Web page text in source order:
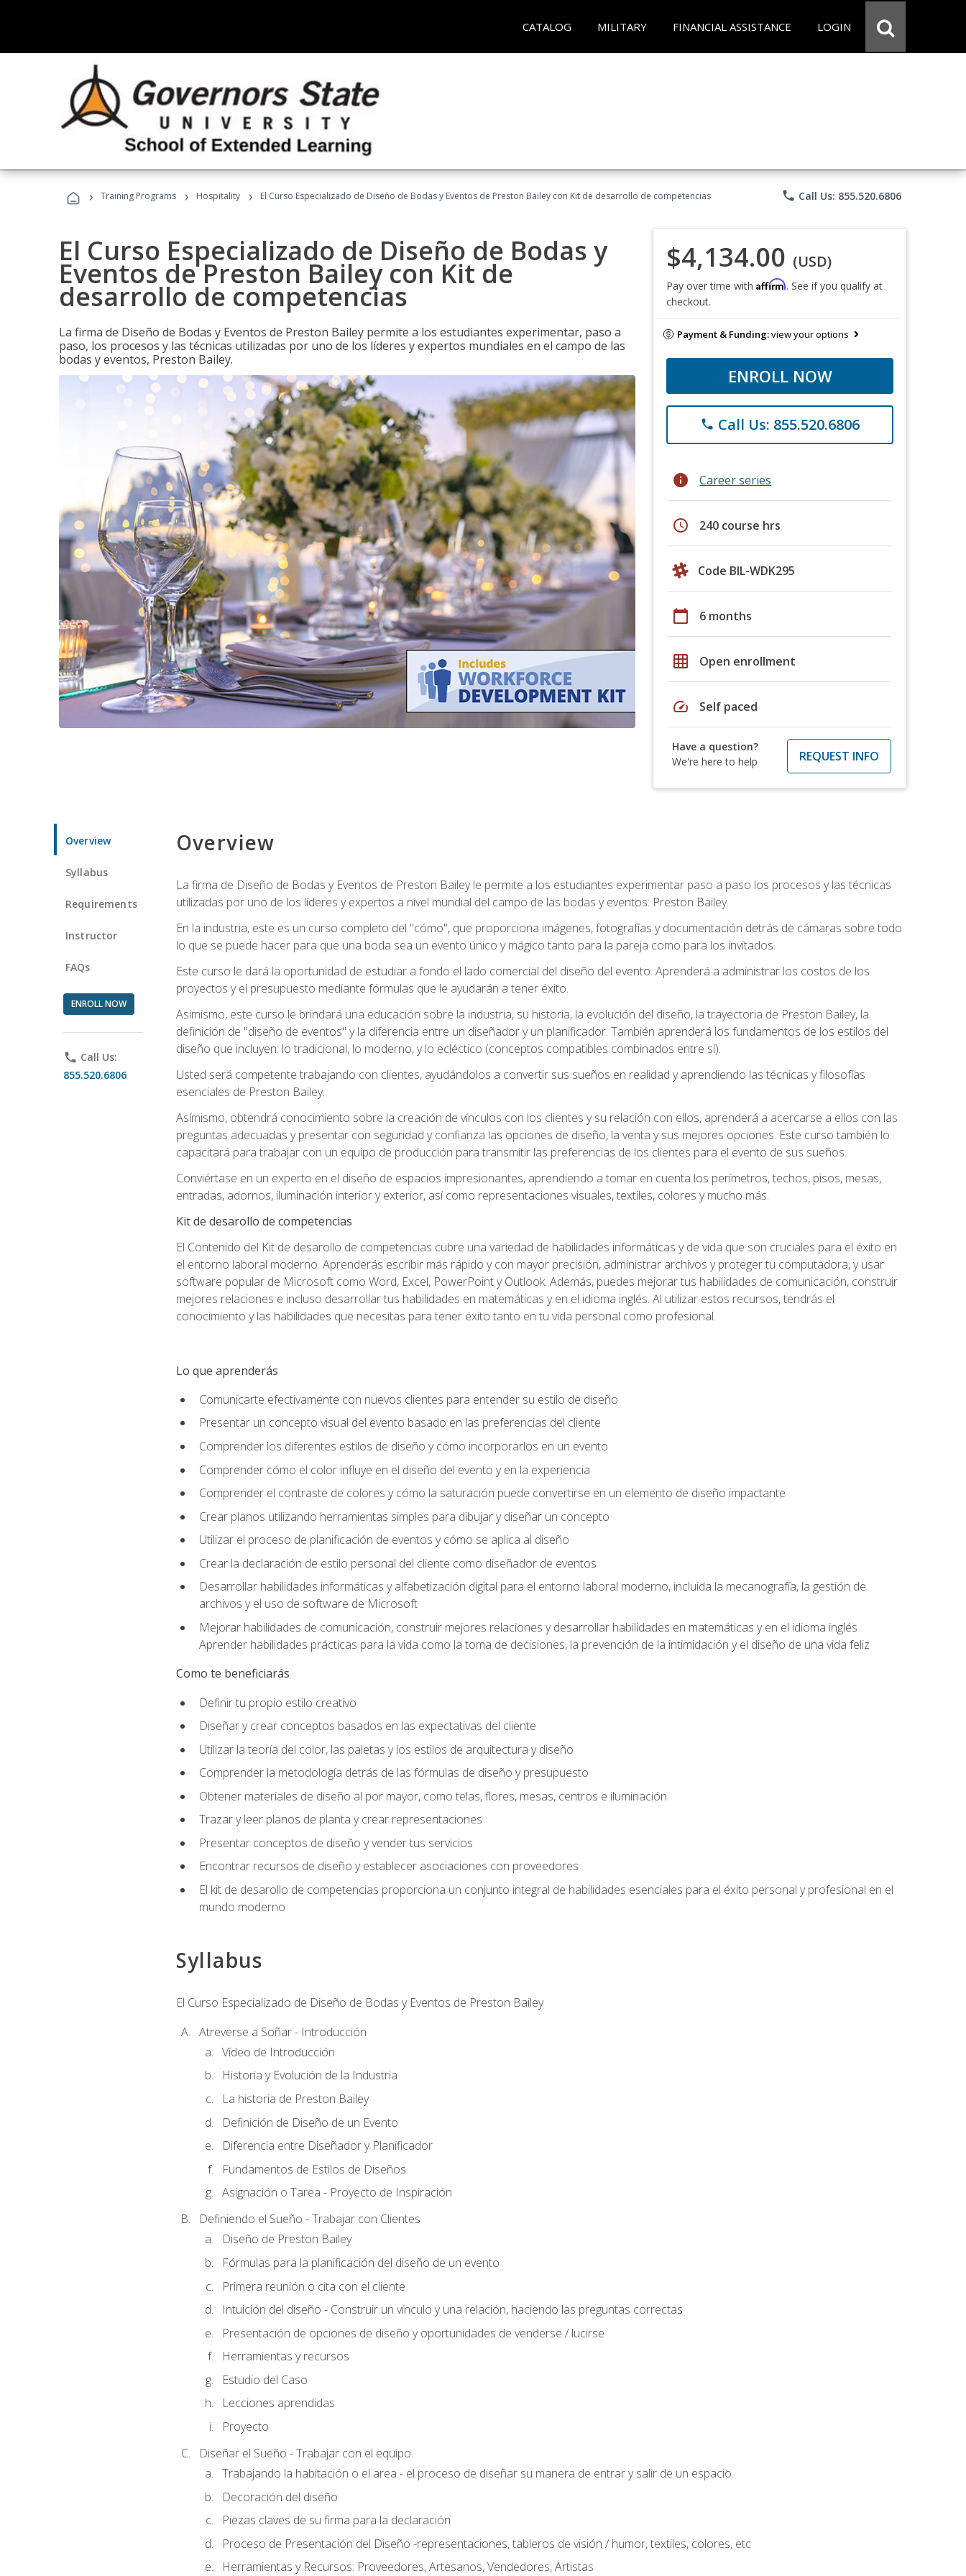
CATALOG MILITARY FINANCIAL ASSISTANCE LOGIN
› Training Programs › Hospitality › El Curso Especializado de Diseño de Bodas y Eventos de Preston Bailey con Kit de desarrollo de competencias phone Call Us: 855.520.6806
El Curso Especializado de Diseño de Bodas y
Eventos de Preston Bailey con Kit de
desarrollo de competencias
La firma de Diseño de Bodas y Eventos de Preston Bailey permite a los estudiantes experimentar, paso a
paso, los procesos y las técnicas utilizadas por uno de los líderes y expertos mundiales en el campo de las
bodas y eventos, Preston Bailey.
$4,134.00 (USD)
Pay over time with Affirm. See if you qualify at
checkout.
Payment & Funding:view your options
ENROLL NOW
phone Call Us: 855.520.6806
info Career series
schedule 240 course hrs
Code BIL-WDK295
calendar_today 6 months
grid_on Open enrollment
speed Self paced
Have a question?
We're here to help
REQUEST INFO
Overview
Syllabus
Requirements
Instructor
FAQs
ENROLL NOW
phone Call Us:
855.520.6806
Overview
La firma de Diseño de Bodas y Eventos de Preston Bailey le permite a los estudiantes experimentar paso a paso los procesos y las técnicas
utilizadas por uno de los líderes y expertos a nivel mundial del campo de las bodas y eventos: Preston Bailey.
En la industria, este es un curso completo del "cómo", que proporciona imágenes, fotografías y documentación detrás de cámaras sobre todo
lo que se puede hacer para que una boda sea un evento único y mágico tanto para la pareja como para los invitados.
Este curso le dará la oportunidad de estudiar a fondo el lado comercial del diseño del evento. Aprenderá a administrar los costos de los
proyectos y el presupuesto mediante fórmulas que le ayudarán a tener éxito.
Asimismo, este curso le brindará una educación sobre la industria, su historia, la evolución del diseño, la trayectoria de Preston Bailey, la
definición de "diseño de eventos" y la diferencia entre un diseñador y un planificador. También aprenderá los fundamentos de los estilos del
diseño que incluyen: lo tradicional, lo moderno, y lo ecléctico (conceptos compatibles combinados entre sí).
Usted será competente trabajando con clientes, ayudándolos a convertir sus sueños en realidad y aprendiendo las técnicas y filosofías
esenciales de Preston Bailey.
Asímismo, obtendrá conocimiento sobre la creación de vínculos con los clientes y su relación con ellos, aprenderá a acercarse a ellos con las
preguntas adecuadas y presentar con seguridad y confianza las opciones de diseño, la venta y sus mejores opciones. Este curso también lo
capacitará para trabajar con un equipo de producción para transmitir las preferencias de los clientes para el evento de sus sueños.
Conviértase en un experto en el diseño de espacios impresionantes, aprendiendo a tomar en cuenta los perímetros, techos, pisos, mesas,
entradas, adornos, iluminación interior y exterior, así como representaciones visuales, textiles, colores y mucho más.
Kit de desarollo de competencias
El Contenido del Kit de desarollo de competencias cubre una variedad de habilidades informáticas y de vida que son cruciales para el éxito en
el entorno laboral moderno. Aprenderás escribir más rápido y con mayor precisión, administrar archivos y proteger tu computadora, y usar
software popular de Microsoft como Word, Excel, PowerPoint y Outlook. Además, puedes mejorar tus habilidades de comunicación, construir
mejores relaciones e incluso desarrollar tus habilidades en matemáticas y en el idioma inglés. Al utilizar estos recursos, tendrás el
conocimiento y las habilidades que necesitas para tener éxito tanto en tu vida personal como profesional.
Lo que aprenderás
Comunicarte efectivamente con nuevos clientes para entender su estilo de diseño
Presentar un concepto visual del evento basado en las preferencias del cliente
Comprender los diferentes estilos de diseño y cómo incorporarlos en un evento
Comprender cómo el color influye en el diseño del evento y en la experiencia
Comprender el contraste de colores y cómo la saturación puede convertirse en un elemento de diseño impactante
Crear planos utilizando herramientas simples para dibujar y diseñar un concepto
Utilizar el proceso de planificación de eventos y cómo se aplica al diseño
Crear la declaración de estilo personal del cliente como diseñador de eventos
Desarrollar habilidades informáticas y alfabetización digital para el entorno laboral moderno, incluida la mecanografía, la gestión de
archivos y el uso de software de Microsoft
Mejorar habilidades de comunicación, construir mejores relaciones y desarrollar habilidades en matemáticas y en el idioma inglés
Aprender habilidades prácticas para la vida como la toma de decisiones, la prevención de la intimidación y el diseño de una vida feliz
Como te beneficiarás
Definir tu propio estilo creativo
Diseñar y crear conceptos basados en las expectativas del cliente
Utilizar la teoría del color, las paletas y los estilos de arquitectura y diseño
Comprender la metodología detrás de las fórmulas de diseño y presupuesto
Obtener materiales de diseño al por mayor, como telas, flores, mesas, centros e iluminación
Trazar y leer planos de planta y crear representaciones
Presentar conceptos de diseño y vender tus servicios
Encontrar recursos de diseño y establecer asociaciones con proveedores
El kit de desarollo de competencias proporciona un conjunto integral de habilidades esenciales para el éxito personal y profesional en el
mundo moderno
Syllabus
El Curso Especializado de Diseño de Bodas y Eventos de Preston Bailey
Atreverse a Soñar - Introducción
Vídeo de Introducción
Historia y Evolución de la Industria
La historia de Preston Bailey
Definición de Diseño de un Evento
Diferencia entre Diseñador y Planificador
Fundamentos de Estilos de Diseños
Asignación o Tarea - Proyecto de Inspiración
Definiendo el Sueño - Trabajar con Clientes
Diseño de Preston Bailey
Fórmulas para la planificación del diseño de un evento
Primera reunión o cita con el cliente
Intuición del diseño - Construir un vínculo y una relación, haciendo las preguntas correctas
Presentación de opciones de diseño y oportunidades de venderse / lucirse
Herramientas y recursos
Estudio del Caso
Lecciones aprendidas
Proyecto
Diseñar el Sueño - Trabajar con el equipo
Trabajando la habitación o el area - el proceso de diseñar su manera de entrar y salir de un espacio.
Decoración del diseño
Piezas claves de su firma para la declaración
Proceso de Presentación del Diseño -representaciones, tableros de visión / humor, textiles, colores, etc
Herramientas y Recursos: Proveedores, Artesanos, Vendedores, Artistas